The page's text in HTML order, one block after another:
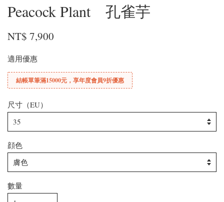
Peacock Plant 孔雀芋
NT$ 7,900
適用優惠
結帳單筆滿15000元，享年度會員9折優惠
尺寸（EU）
顔色
數量